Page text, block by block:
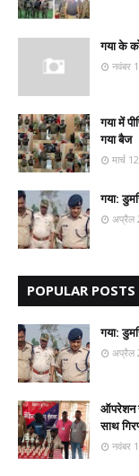
गया के
नवंबर
गया में
गया बैज
मार्च
गया:
अप्रैल
POPULAR POSTS
गया:
अप्रैल
ऑपरेशन
साथ
नवंबर